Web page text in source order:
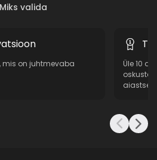
Miks valida
mis on juhtmevaba
Üle 10